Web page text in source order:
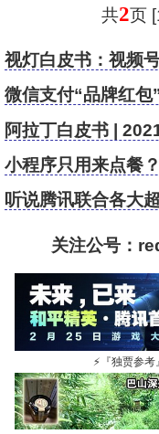
共2页
视灯白皮书：视频
基建
微信支付“品牌红包
口，助力零售品牌
阿拉丁白皮书 |
小程序只用来点餐
听说腾讯联合各大
关注公号：
⚡ 『独贾参